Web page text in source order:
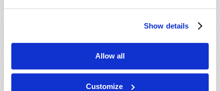
Show details
Allow all
Customize